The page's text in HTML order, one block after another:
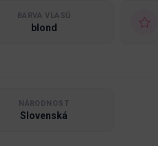
BARVA VLASŮ
blond
NÁRODNOST
Slovenská